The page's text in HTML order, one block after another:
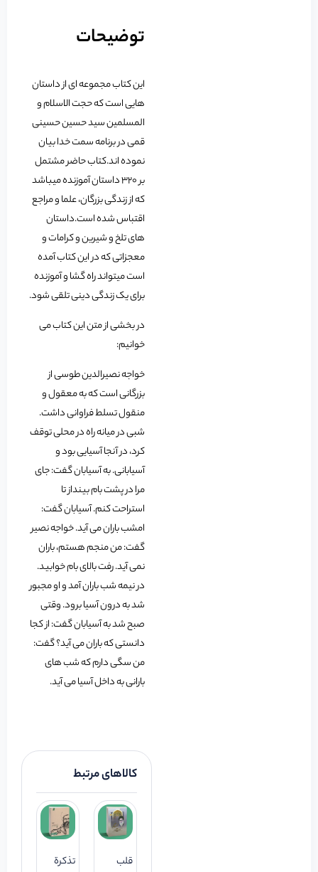
توضیحات
این کتاب مجموعه ای از داستان
هایی است که حجت الاسلام و
المسلمین سید حسین حسینی
قمی در برنامه سمت خدا بیان
نموده اند.کتاب حاضر مشتمل
بر 320 داستان آموزنده میباشد
که از زندگی بزرگان، علما و مراجع
اقتباس شده است.داستان
های تلخ و شیرین و کرامات و
معجزاتی که در این کتاب آمده
است میتواند راه گشا و آموزنده
برای یک زندگی دینی تلقی شود.
در بخشی از متن این کتاب می
خوانیم:
خواجه نصیرالدین طوسی از
بزرگانی است که به معقول و
منقول تسلط فراوانی داشت.
شبی در میانه راه در محلی توقف
کرد، در آنجا آسیایی بود و
آسیابانی. به آسیابان گفت: جای
مرا در پشت بام بینداز تا
استراحت کنم. آسیابان گفت:
امشب باران می آید. خواجه نصیر
گفت: من منجم هستم، باران
نمی آید. رفت بالای بام خوابید.
در نیمه شب باران آمد و او مجبور
شد به درون آسیا برود. وقتی
صبح شد به آسیابان گفت: از کجا
دانستی که باران می آید؟ گفت:
من سگی دارم که شب های
بارانی به داخل آسیا می آید.
کالاهای مرتبط
قلب
تذکرة